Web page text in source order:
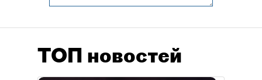
ТОП новостей